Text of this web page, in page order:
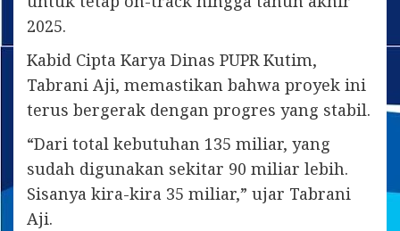
2025.
Kabid Cipta Karya Dinas PUPR Kutim,
Tabrani Aji, memastikan bahwa proyek ini
terus bergerak dengan progres yang stabil.
“Dari total kebutuhan 135 miliar, yang
sudah digunakan sekitar 90 miliar lebih.
Sisanya kira-kira 35 miliar,” ujar Tabrani
Aji.